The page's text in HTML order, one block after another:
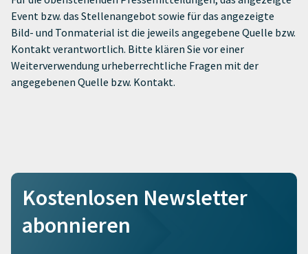
Event bzw. das Stellenangebot sowie für das angezeigte
Bild- und Tonmaterial ist die jeweils angegebene Quelle bzw.
Kontakt verantwortlich. Bitte klären Sie vor einer
Weiterverwendung urheberrechtliche Fragen mit der
angegebenen Quelle bzw. Kontakt.
Kostenlosen Newsletter
abonnieren